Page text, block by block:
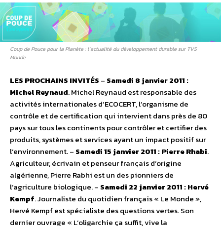
Coup de Pouce pour la Planète : l’actualité du développement durable sur TV5
Monde
LES PROCHAINS INVITÉS – Samedi 8 janvier 2011 :
Michel Reynaud. Michel Reynaud est responsable des
activités internationales d’ECOCERT, l’organisme de
contrôle et de certification qui intervient dans près de 80
pays sur tous les continents pour contrôler et certifier des
produits, systèmes et services ayant un impact positif sur
l’environnement. – Samedi 15 janvier 2011 : Pierre Rhabi.
Agriculteur, écrivain et penseur français d’origine
algérienne, Pierre Rabhi est un des pionniers de
l’agriculture biologique. – Samedi 22 janvier 2011 : Hervé
Kempf. Journaliste du quotidien français « Le Monde »,
Hervé Kempf est spécialiste des questions vertes. Son
dernier ouvrage « L’oligarchie ça suffit, vive la